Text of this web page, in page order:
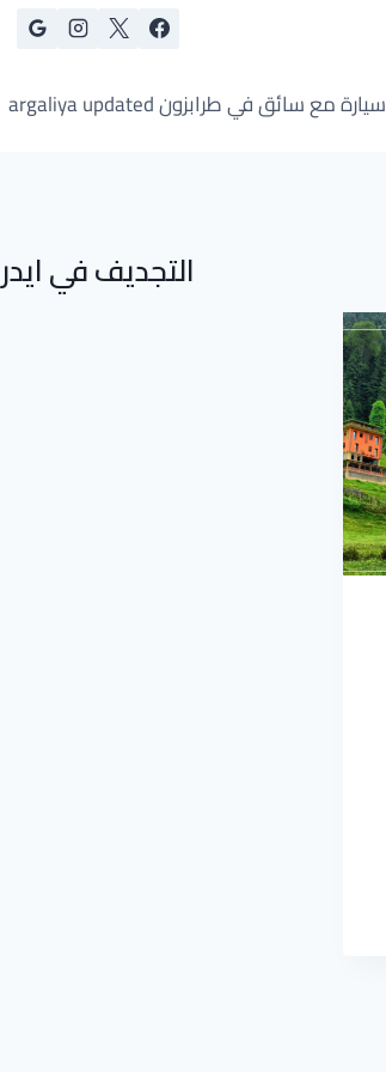
سيارة مع سائق في طرابزون argaliya updated
التجديف في ايدر